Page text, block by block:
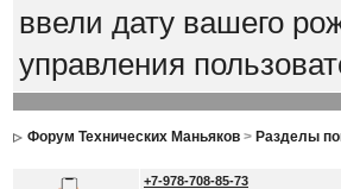
ввели дату вашего
управления
Форум Технических Маньяков> Разделы
+7-978-708-85-73